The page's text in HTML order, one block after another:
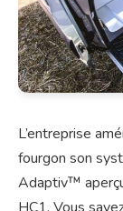
L’entreprise
fourgon son
Adaptiv™